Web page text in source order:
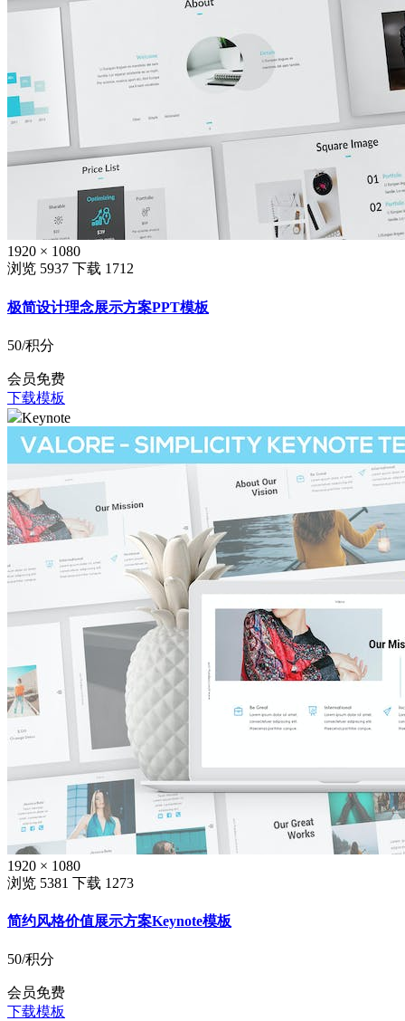
1920 × 1080
浏览 5937 下载 1712
极简设计理念展示方案PPT模板
50/积分
会员免费
下载模板
Keynote
1920 × 1080
浏览 5381 下载 1273
简约风格价值展示方案Keynote模板
50/积分
会员免费
下载模板